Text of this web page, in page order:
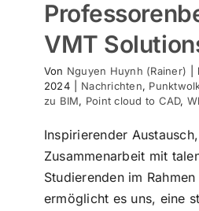
VMT
Von Nguyen Huynh (Rainer)
2024
Nachrichten,
zu BIM, Point cloud to CAD,
Inspirierender
Zusammenarbeit mit
Studierenden im
ermöglicht es uns, eine
Schlüsselfaktoren
Nachrichten Punktwolke zu